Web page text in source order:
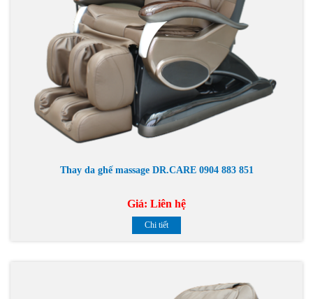
Thay da ghế massage DR.CARE 0904 883 851
Giá: Liên hệ
Chi tiết